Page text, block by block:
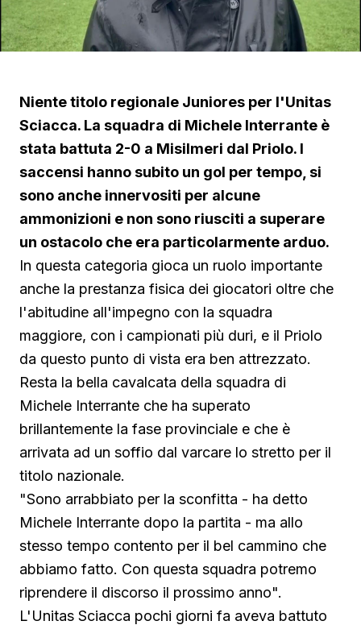
Niente titolo regionale Juniores per l'Unitas
Sciacca. La squadra di Michele Interrante è
stata battuta 2-0 a Misilmeri dal Priolo. I
saccensi hanno subito un gol per tempo, si
sono anche innervositi per alcune
ammonizioni e non sono riusciti a superare
un ostacolo che era particolarmente arduo.
In questa categoria gioca un ruolo importante
anche la prestanza fisica dei giocatori oltre che
l'abitudine all'impegno con la squadra
maggiore, con i campionati più duri, e il Priolo
da questo punto di vista era ben attrezzato.
Resta la bella cavalcata della squadra di
Michele Interrante che ha superato
brillantemente la fase provinciale e che è
arrivata ad un soffio dal varcare lo stretto per il
titolo nazionale.
"Sono arrabbiato per la sconfitta - ha detto
Michele Interrante dopo la partita - ma allo
stesso tempo contento per il bel cammino che
abbiamo fatto. Con questa squadra potremo
riprendere il discorso il prossimo anno".
L'Unitas Sciacca pochi giorni fa aveva battuto